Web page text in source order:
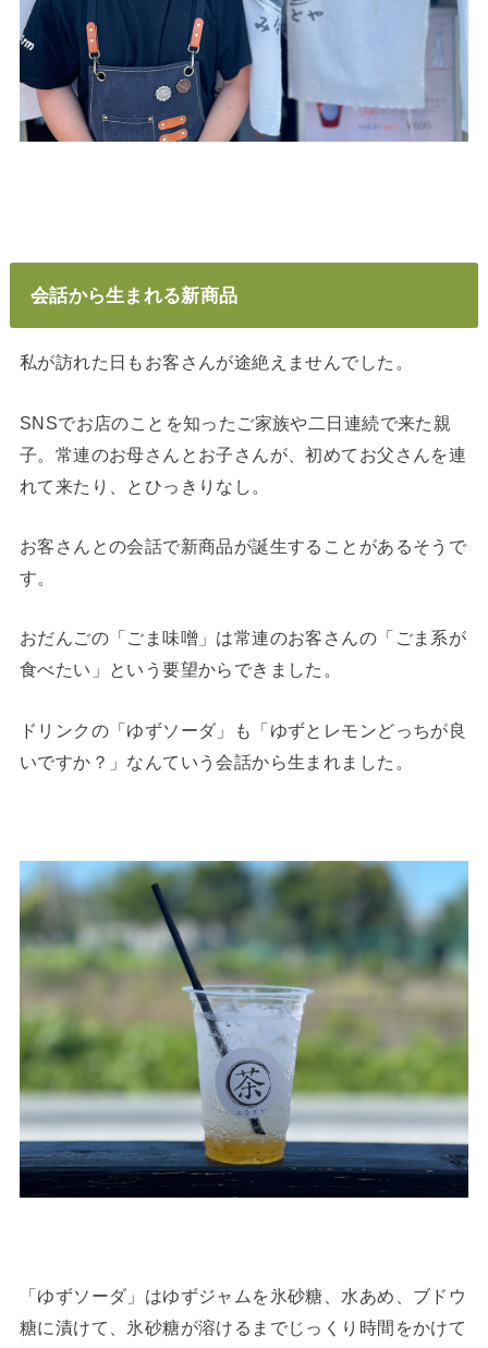
会話から生まれる新商品
私が訪れた日もお客さんが途絶えませんでした。
SNSでお店のことを知ったご家族や二日連続で来た親
子。常連のお母さんとお子さんが、初めてお父さんを連
れて来たり、とひっきりなし。
お客さんとの会話で新商品が誕生することがあるそうで
す。
おだんごの「ごま味噌」は常連のお客さんの「ごま系が
食べたい」という要望からできました。
ドリンクの「ゆずソーダ」も「ゆずとレモンどっちが良
いですか？」なんていう会話から生まれました。
「ゆずソーダ」はゆずジャムを氷砂糖、水あめ、ブドウ
糖に漬けて、氷砂糖が溶けるまでじっくり時間をかけて